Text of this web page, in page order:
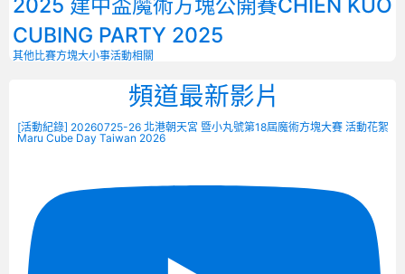
CUBING PARTY 2025
其他比賽方塊大小事活動相關
頻道最新影片
[活動紀錄] 20260725-26 北港朝天宮 暨小丸號第18屆魔術方塊大賽 活動花絮
Maru Cube Day Taiwan 2026